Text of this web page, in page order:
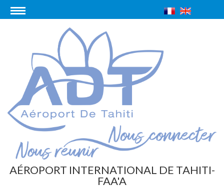
AÉROPORT INTERNATIONAL DE TAHITI-
FAA'A